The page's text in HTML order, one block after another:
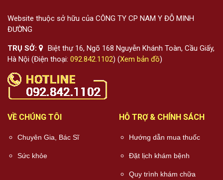
Website thuộc sở hữu của CÔNG TY CP NAM Y ĐỖ MINH
ĐƯỜNG
TRỤ SỞ:
Biệt thự 16, Ngõ 168 Nguyễn Khánh Toàn, Cầu Giấy,
Hà Nội (Điện thoại: 092.842.1102) (Xem bản đồ)
VỀ CHÚNG TÔI
Chuyên Gia, Bác Sĩ
Sức khỏe
HỖ TRỢ & CHÍNH SÁCH
Hướng dẫn mua thuốc
Đặt lịch khám bệnh
Quy trình khám chữa